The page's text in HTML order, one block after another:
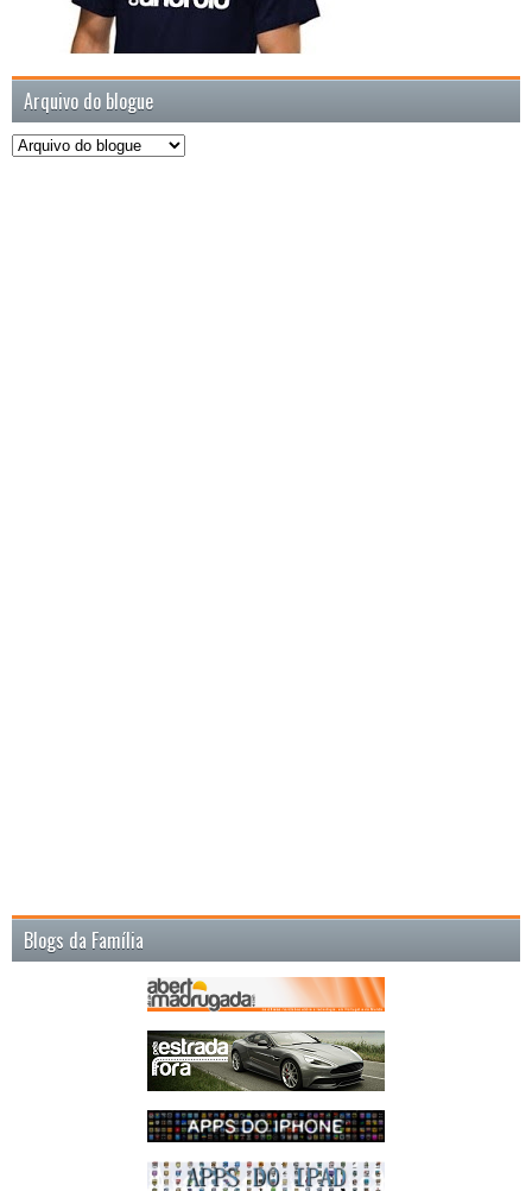
Arquivo do blogue
Blogs da Família